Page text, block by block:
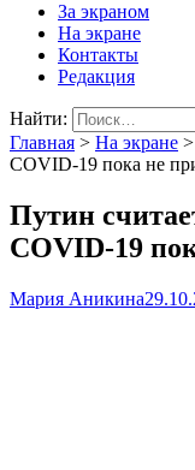
За экраном
На экране
Контакты
Редакция
Найти:
Главная > На экране >
COVID-19 пока не
Путин
COVID-19
Мария Аникина